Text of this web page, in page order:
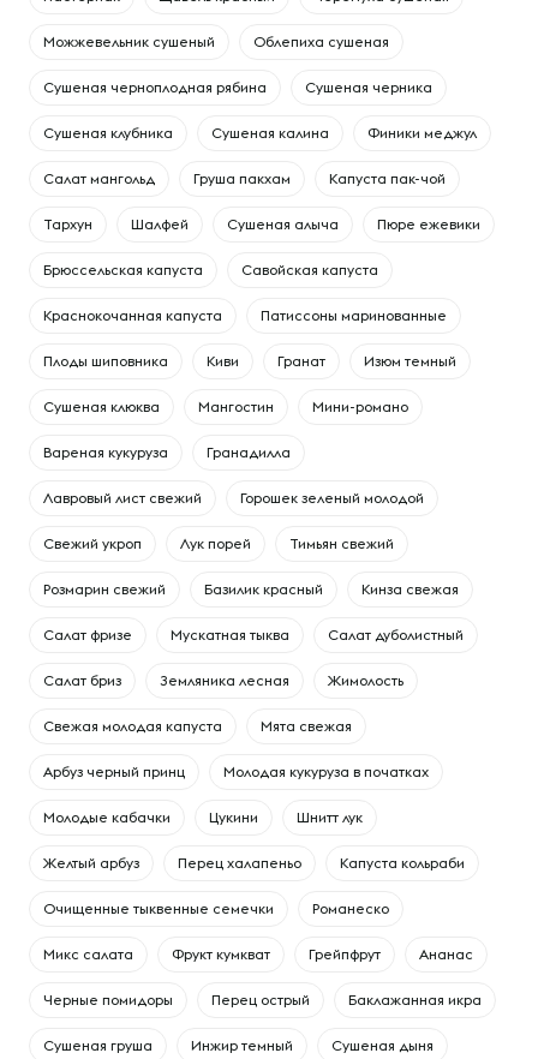
Можжевельник сушеный Облепиха сушеная
Сушеная черноплодная рябина Сушеная черника
Сушеная клубника Сушеная калина Финики меджул
Cалат мангольд Груша пакхам Капуста пак-чой
Тархун Шалфей Сушеная алыча Пюре ежевики
Брюссельская капуста Савойская капуста
Краснокочанная капуста Патиссоны маринованные
Плоды шиповника Киви Гранат Изюм темный
Сушеная клюква Мангостин Мини-романо
Вареная кукуруза Гранадилла
Лавровый лист свежий Горошек зеленый молодой
Свежий укроп Лук порей Тимьян свежий
Розмарин свежий Базилик красный Кинза свежая
Салат фризе Мускатная тыква Салат дуболистный
Салат бриз Земляника лесная Жимолость
Свежая молодая капуста Мята свежая
Арбуз черный принц Молодая кукуруза в початках
Молодые кабачки Цукини Шнитт лук
Желтый арбуз Перец халапеньо Капуста кольраби
Очищенные тыквенные семечки Романеско
Микс салата Фрукт кумкват Грейпфрут Ананас
Черные помидоры Перец острый Баклажанная икра
Сушеная груша Инжир темный Сушеная дыня